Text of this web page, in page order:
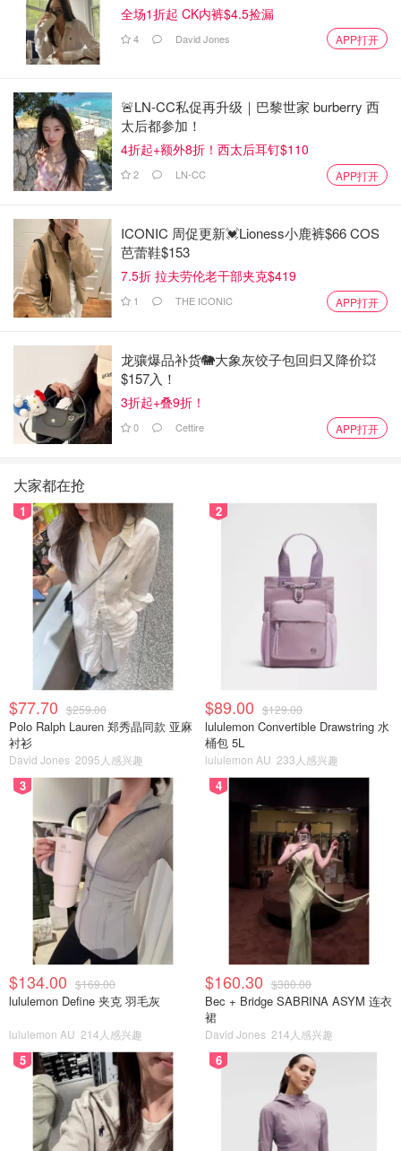
全场1折起 CK内裤$4.5捡漏
4 David Jones APP打开
🚨LN-CC私促再升级｜巴黎世家 burberry 西
太后都参加！
4折起+额外8折！西太后耳钉$110
2 LN-CC APP打开
ICONIC 周促更新💓Lioness小鹿裤$66 COS
芭蕾鞋$153
7.5折 拉夫劳伦老干部夹克$419
1 THE ICONIC APP打开
龙骧爆品补货🐘大象灰饺子包回归又降价💥
$157入！
3折起+叠9折！
0 Cettire APP打开
大家都在抢
1
$77.70 $259.00
Polo Ralph Lauren 郑秀晶同款 亚麻
衬衫
David Jones 2095人感兴趣
2
$89.00 $129.00
lululemon Convertible Drawstring 水
桶包 5L
lululemon AU 233人感兴趣
3
$134.00 $169.00
lululemon Define 夹克 羽毛灰
lululemon AU 214人感兴趣
4
$160.30 $380.00
Bec + Bridge SABRINA ASYM 连衣
裙
David Jones 214人感兴趣
5 6